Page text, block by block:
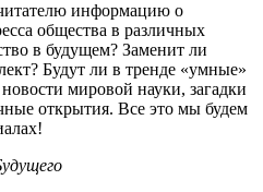
информацию о
общества в различных
в будущем? Заменит ли
Будут ли в тренде «умные»
мировой науки, загадки
открытия. Все это мы будем